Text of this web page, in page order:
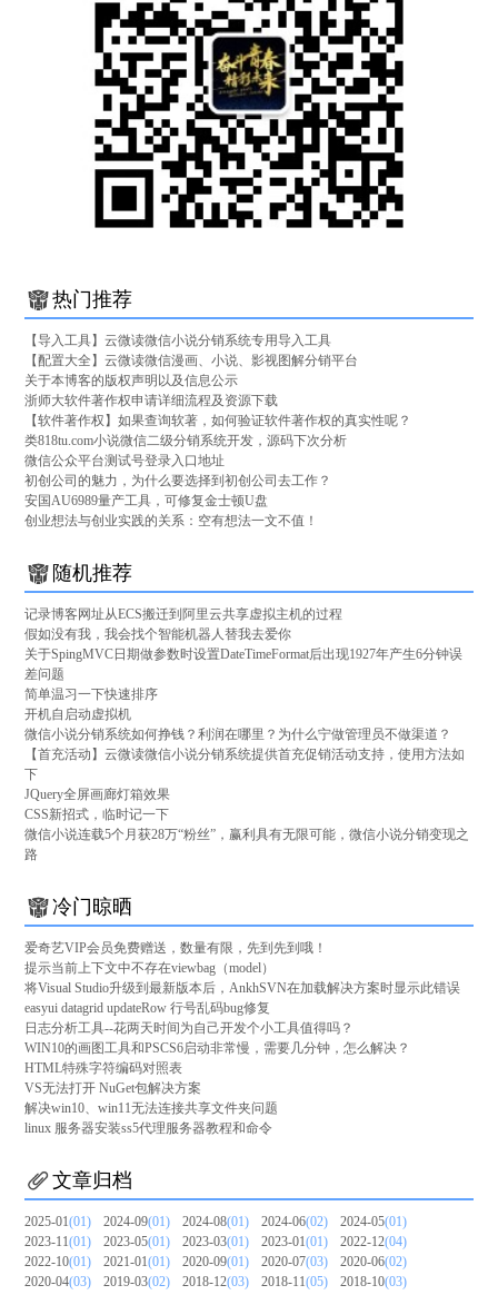
热门推荐
【导入工具】云微读微信小说分销系统专用导入工具
【配置大全】云微读微信漫画、小说、影视图解分销平台
关于本博客的版权声明以及信息公示
浙师大软件著作权申请详细流程及资源下载
【软件著作权】如果查询软著，如何验证软件著作权的真实性呢？
类818tu.com小说微信二级分销系统开发，源码下次分析
微信公众平台测试号登录入口地址
初创公司的魅力，为什么要选择到初创公司去工作？
安国AU6989量产工具，可修复金士顿U盘
创业想法与创业实践的关系：空有想法一文不值！
随机推荐
记录博客网址从ECS搬迁到阿里云共享虚拟主机的过程
假如没有我，我会找个智能机器人替我去爱你
关于SpingMVC日期做参数时设置DateTimeFormat后出现1927年产生6分钟误
差问题
简单温习一下快速排序
开机自启动虚拟机
微信小说分销系统如何挣钱？利润在哪里？为什么宁做管理员不做渠道？
【首充活动】云微读微信小说分销系统提供首充促销活动支持，使用方法如
下
JQuery全屏画廊灯箱效果
CSS新招式，临时记一下
微信小说连载5个月获28万“粉丝”，赢利具有无限可能，微信小说分销变现之
路
冷门晾晒
爱奇艺VIP会员免费赠送，数量有限，先到先到哦！
提示当前上下文中不存在viewbag（model）
将Visual Studio升级到最新版本后，AnkhSVN在加载解决方案时显示此错误
easyui datagrid updateRow 行号乱码bug修复
日志分析工具--花两天时间为自己开发个小工具值得吗？
WIN10的画图工具和PSCS6启动非常慢，需要几分钟，怎么解决？
HTML特殊字符编码对照表
VS无法打开 NuGet包解决方案
解决win10、win11无法连接共享文件夹问题
linux 服务器安装ss5代理服务器教程和命令
文章归档
2025-01(01) 2024-09(01) 2024-08(01) 2024-06(02) 2024-05(01)
2023-11(01) 2023-05(01) 2023-03(01) 2023-01(01) 2022-12(04)
2022-10(01) 2021-01(01) 2020-09(01) 2020-07(03) 2020-06(02)
2020-04(03) 2019-03(02) 2018-12(03) 2018-11(05) 2018-10(03)